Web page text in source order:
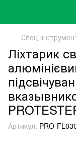
Спец
Ліхтарик
Артикул: PRO-